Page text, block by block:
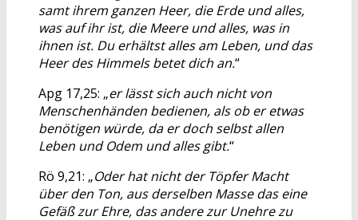
samt ihrem ganzen Heer, die Erde und alles,
was auf ihr ist, die Meere und alles, was in
ihnen ist. Du erhältst alles am Leben, und das
Heer des Himmels betet dich an.“
Apg 17,25: „er lässt sich auch nicht von
Menschenhänden bedienen, als ob er etwas
benötigen würde, da er doch selbst allen
Leben und Odem und alles gibt.“
Rö 9,21: „Oder hat nicht der Töpfer Macht
über den Ton, aus derselben Masse das eine
Gefäß zur Ehre, das andere zur Unehre zu